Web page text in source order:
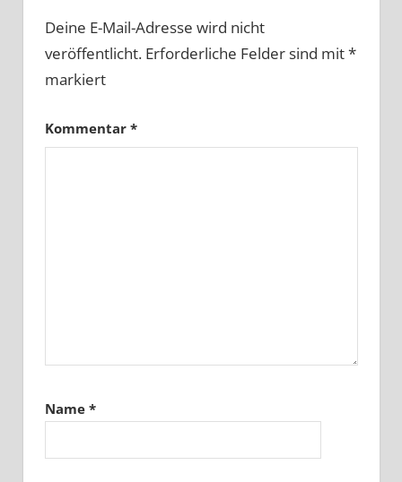
Deine E-Mail-Adresse wird nicht
veröffentlicht. Erforderliche Felder sind mit*
markiert
Kommentar *
Name *